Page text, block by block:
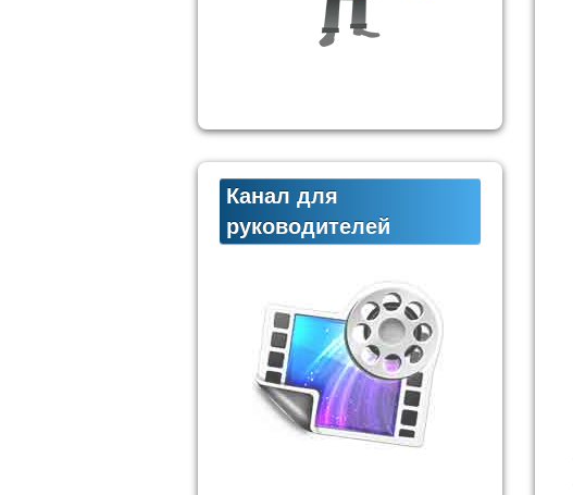
Канал для
руководителей